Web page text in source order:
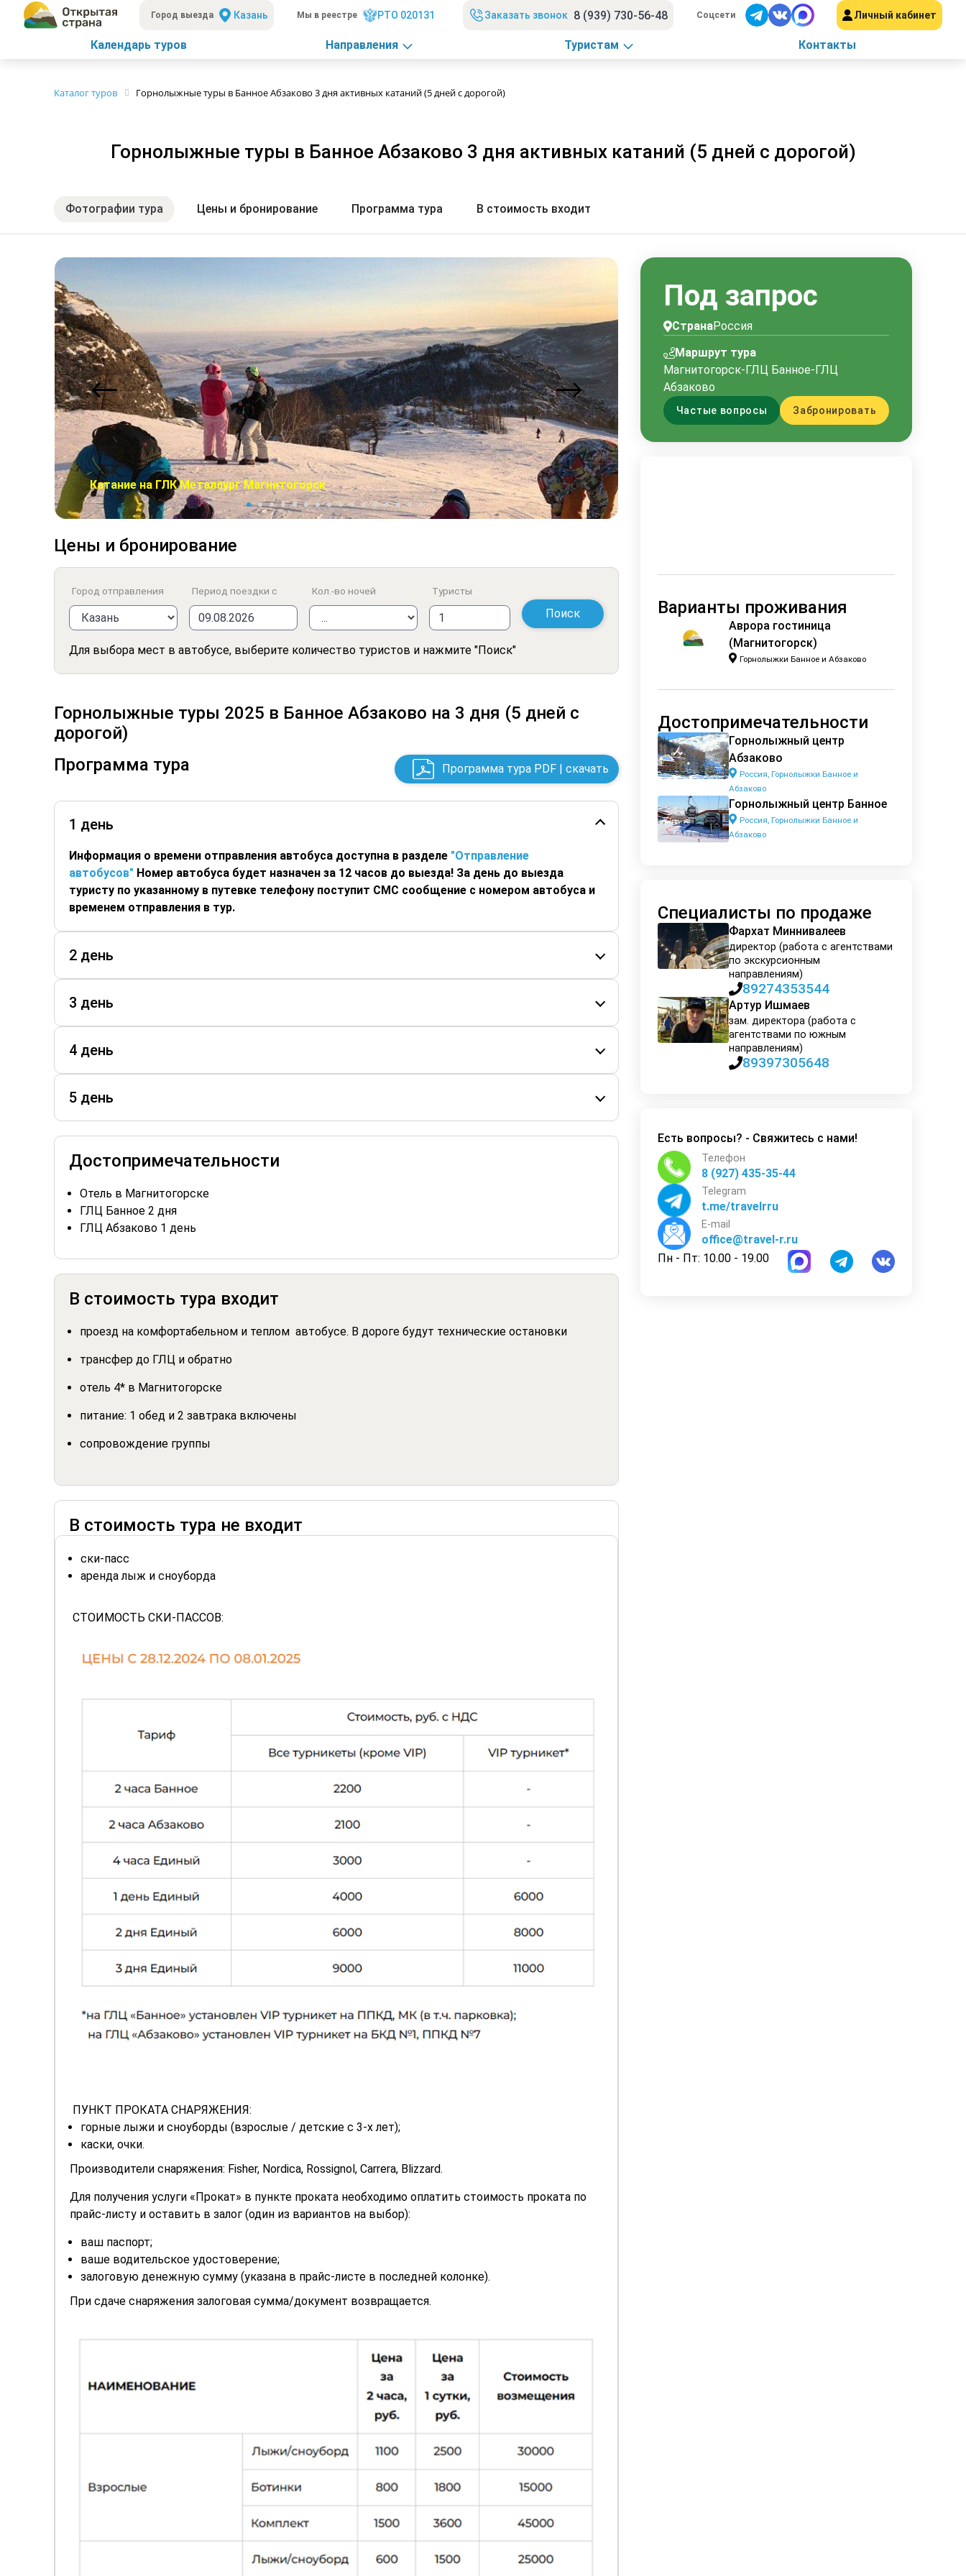
Город выезда Казань Мы в реестре РТО 020131 Заказать звонок 8 (939) 730-56-48 Соцсети Личный кабинет
Календарь туров Направления Туристам Контакты
Каталог туров Горнолыжные туры в Банное Абзаково 3 дня активных катаний (5 дней с дорогой)
Горнолыжные туры в Банное Абзаково 3 дня активных катаний (5 дней с дорогой)
Фотографии тура Цены и бронирование Программа тура В стоимость входит
Катание на ГЛК Металлург Магнитогорск
Цены и бронирование
Город отправления Период поездки с Кол.-во ночей Туристы
Поиск
Для выбора мест в автобусе, выберите количество туристов и нажмите "Поиск"
Горнолыжные туры 2025 в Банное Абзаково на 3 дня (5 дней с
дорогой)
Программа тура
Программа тура PDF | скачать
1 день
Информация о времени отправления автобуса доступна в разделе "Отправление
автобусов" Номер автобуса будет назначен за 12 часов до выезда! За день до выезда
туристу по указанному в путевке телефону поступит СМС сообщение с номером автобуса и
временем отправления в тур.
2 день
3 день
4 день
5 день
Достопримечательности
Отель в Магнитогорске
ГЛЦ Банное 2 дня
ГЛЦ Абзаково 1 день
В стоимость тура входит
проезд на комфортабельном и теплом автобусе. В дороге будут технические остановки
трансфер до ГЛЦ и обратно
отель 4* в Магнитогорске
питание: 1 обед и 2 завтрака включены
сопровождение группы
В стоимость тура не входит
ски-пасс
аренда лыж и сноуборда
СТОИМОСТЬ СКИ-ПАССОВ:
ПУНКТ ПРОКАТА СНАРЯЖЕНИЯ:
горные лыжи и сноуборды (взрослые / детские c 3-х лет);
каски, очки.
Производители снаряжения: Fisher, Nordica, Rossignol, Carrera, Blizzard.
Для получения услуги «Прокат» в пункте проката необходимо оплатить стоимость проката по
прайс-листу и оставить в залог (один из вариантов на выбор):
ваш паспорт;
ваше водительское удостоверение;
залоговую денежную сумму (указана в прайс-листе в последней колонке).
При сдаче снаряжения залоговая сумма/документ возвращается.
Под запрос
СтранаРоссия
Маршрут тура
Магнитогорск-ГЛЦ Банное-ГЛЦ
Абзаково
Частые вопросы Забронировать
Варианты проживания
Аврора гостиница
(Магнитогорск)
Горнолыжки Банное и Абзаково
Достопримечательности
Горнолыжный центр
Абзаково
Россия, Горнолыжки Банное и
Абзаково
Горнолыжный центр Банное
Россия, Горнолыжки Банное и
Абзаково
Специалисты по продаже
Фархат Миннивалеев
директор (работа с агентствами
по экскурсионным
направлениям)
89274353544
Артур Ишмаев
зам. директора (работа с
агентствами по южным
направлениям)
89397305648
Есть вопросы? - Свяжитесь с нами!
Телефон
8 (927) 435-35-44
Telegram
t.me/travelrru
E-mail
office@travel-r.ru
Пн - Пт: 10.00 - 19.00